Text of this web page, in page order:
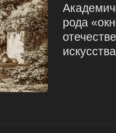
рода